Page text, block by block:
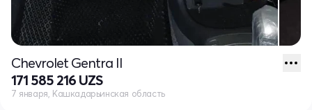
Chevrolet Gentra II
171 585 216 UZS
7 января, Кашкадарьинская область